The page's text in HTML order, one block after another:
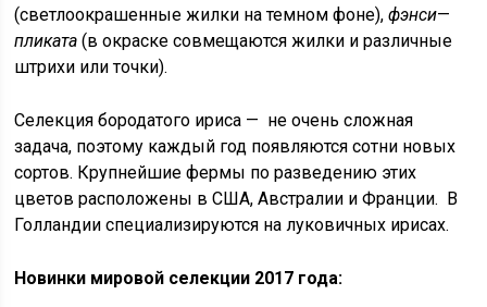
(светлоокрашенные жилки на темном фоне),фэнси—
пликата (в окраске совмещаются жилки и различные
штрихи или точки).
Селекция бородатого ириса — не очень сложная
задача, поэтому каждый год появляются сотни новых
сортов. Крупнейшие фермы по разведению этих
цветов расположены в США, Австралии и Франции. В
Голландии специализируются на луковичных ирисах.
Новинки мировой селекции 2017 года: